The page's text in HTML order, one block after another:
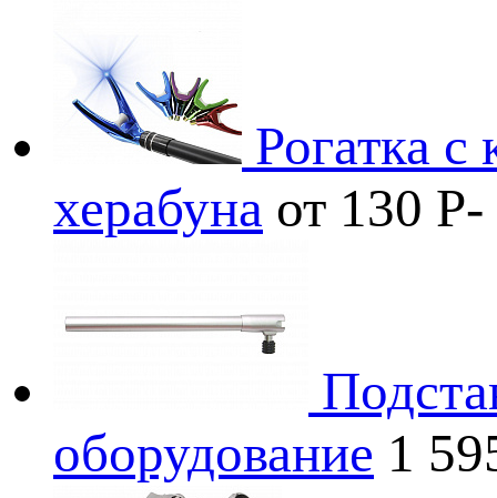
Рогатка
херабуна от 130 Р-
оборудование 1